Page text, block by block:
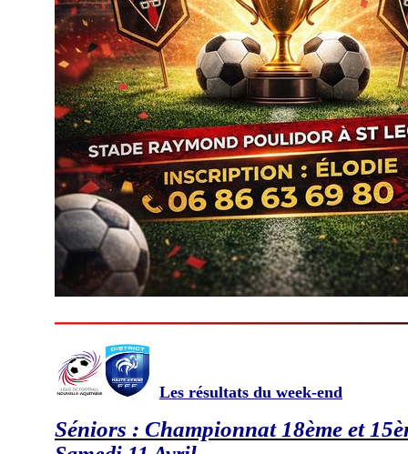
Les résultats du week-end
Séniors : Championnat 18ème et